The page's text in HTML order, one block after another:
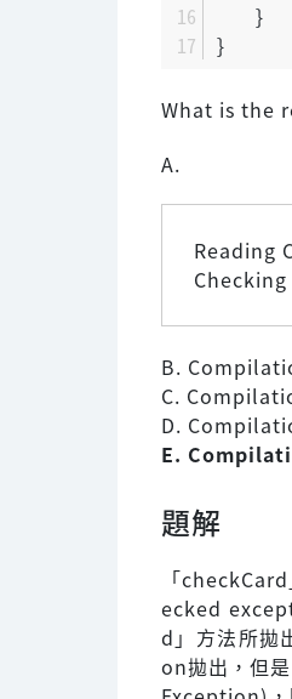
    }
}
What is the
A.
Reading
B.
C.
D.
E.
題解
「
ecked
d」方法所拋
on拋出，但